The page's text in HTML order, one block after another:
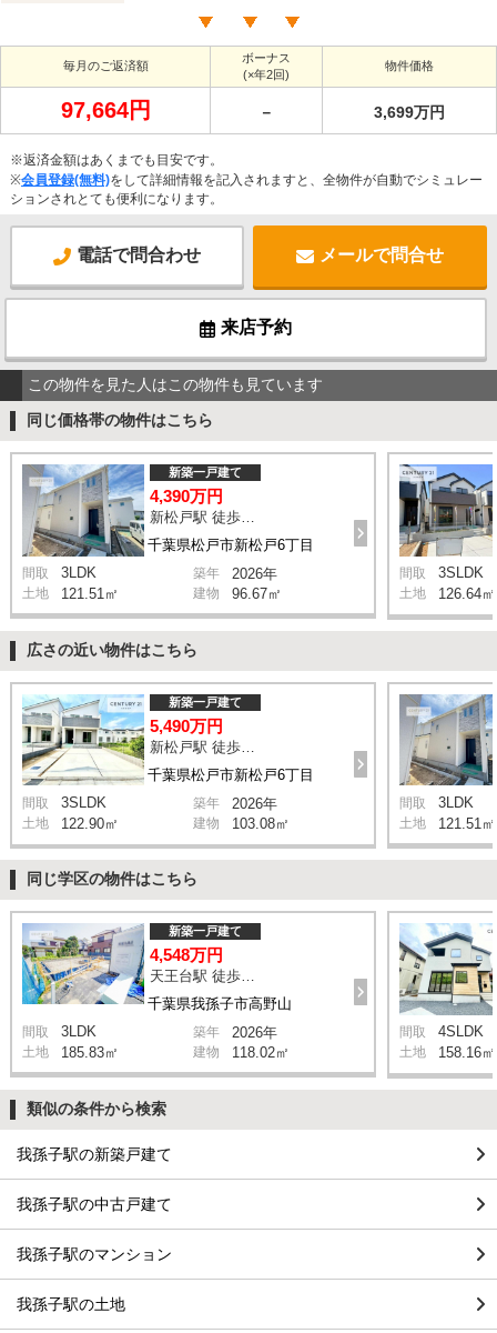
毎月のご返済額
ボーナス
(×年2回)
物件価格
97,664円 － 3,699万円
※返済金額はあくまでも目安です。
※会員登録(無料)をして詳細情報を記入されますと、全物件が自動でシミュレー
ションされとても便利になります。
電話で問合わせ メールで問合せ
来店予約
この物件を見た人はこの物件も見ています
同じ価格帯の物件はこちら
千葉県松戸市新松戸6丁目
新築一戸建て
4,390万円
新松戸駅 徒歩20分
間取 3LDK 築年 2026年
土地 121.51㎡ 建物 96.67㎡
間取 3SLDK
土地 126.64㎡
広さの近い物件はこちら
千葉県松戸市新松戸6丁目
新築一戸建て
5,490万円
間取 3SLDK 築年 2026年
土地 122.90㎡ 建物 103.08㎡
間取 3LDK
土地 121.51㎡
同じ学区の物件はこちら
千葉県我孫子市高野山
新築一戸建て
4,548万円
間取 3LDK 築年 2026年
土地 185.83㎡ 建物 118.02㎡
間取 4SLDK
土地 158.16㎡
類似の条件から検索
我孫子駅の新築戸建て
我孫子駅の中古戸建て
我孫子駅のマンション
我孫子駅の土地